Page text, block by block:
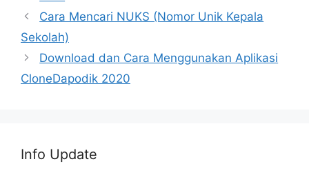
Cara Mencari NUKS (Nomor Unik Kepala
Sekolah)
Download dan Cara Menggunakan Aplikasi
CloneDapodik 2020
Info Update